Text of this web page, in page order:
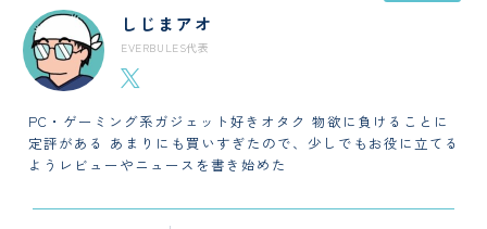
しじまアオ
EVERBULES代表
PC・ゲーミング系ガジェット好きオタク 物欲に負けることに
定評がある あまりにも買いすぎたので、少しでもお役に立てる
ようレビューやニュースを書き始めた